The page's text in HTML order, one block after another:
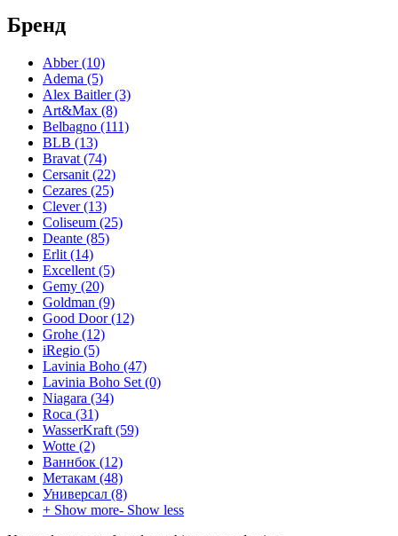
WasserKraft
Wotte
Ваннбок
Метакам
Универсал
Бренд
Abber(10)
Adema (5)
Alex Baitler(3)
Art&Max (8)
Belbagno (111)
BLB (13)
Bravat (74)
Cersanit (22)
Cezares (25)
Clever(13)
Coliseum (25)
Deante (85)
Erlit (14)
Excellent (5)
Gemy (20)
Goldman (9)
Good Door(12)
Grohe (12)
iRegio (5)
Lavinia Boho (47)
Lavinia Boho Set (0)
Niagara (34)
Roca (31)
WasserKraft (59)
Wotte (2)
Ваннбок (12)
Метакам (48)
Универсал (8)
+ Show more- Show less